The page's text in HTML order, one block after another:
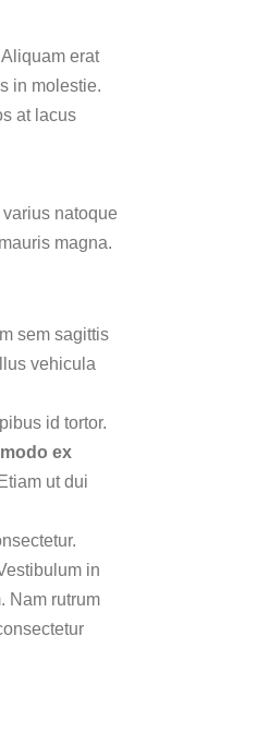
erat
in molestie.
at lacus
natoque
magna.
sem sagittis
vehicula
id tortor.
ex
ut dui
in
Nam rutrum